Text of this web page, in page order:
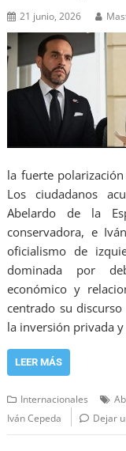
21 junio, 2026
la fuerte
Los ciudadanos
Abelardo de la
conservadora, e
oficialismo de
dominada por
económico y
centrado su
la inversión privada
LEER MÁS
Internacionales
Iván Cepeda Dejar